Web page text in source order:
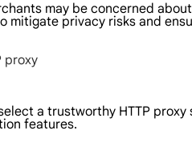
may be concerned
mitigate privacy risks and
proxy
a trustworthy HTTP
features.